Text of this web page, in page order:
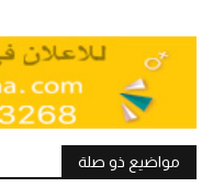
مواضيع ذو صلة